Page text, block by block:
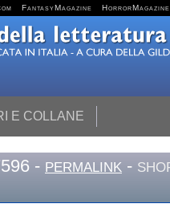
FantasyMagazine HorrorMagazine
E COLLANE
- PERMALINK -